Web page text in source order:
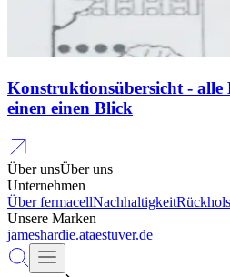
Konstruktionsübersicht -
einen einen Blick
Über unsÜber uns
Unternehmen
Über fermacellNachhaltigkeit
Unsere Marken
jameshardie.ataestuver.de